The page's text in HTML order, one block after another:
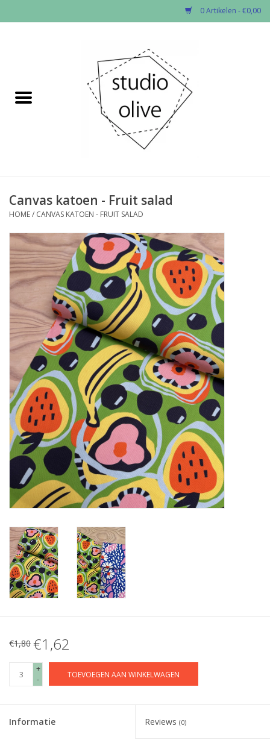
0 Artikelen - €0,00
✂︎Nieuw
Fournituren
Workshops
Diy pakketten
Studio Olive inspireert....
Canvas katoen - Fruit salad
HOME/ CANVAS KATOEN - FRUIT SALAD
€1,80 €1,62
+
-
TOEVOEGEN AAN WINKELWAGEN
Informatie Reviews (0)